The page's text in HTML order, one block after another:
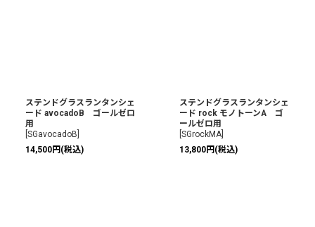
ステンドグラスランタンシェ
ード avocadoB ゴールゼロ
用
SGavocadoB
14,500円 (税込)
ステンドグラスランタンシェ
ード rock モノトーンA ゴ
ールゼロ用
SGrockMA]
13,800円 (税込)